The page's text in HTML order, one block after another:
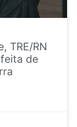
TRE/RN
de